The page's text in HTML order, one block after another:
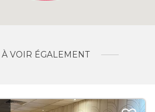
À VOIR ÉGALEMENT